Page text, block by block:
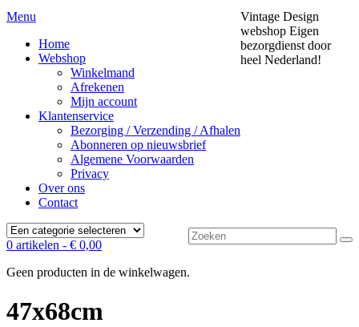
Menu
Home
Webshop
Winkelmand
Afrekenen
Mijn account
Klantenservice
Bezorging / Verzending / Afhalen
Abonneren op nieuwsbrief
Algemene Voorwaarden
Privacy
Over ons
Contact
Zoek
naar:
Vintage Design
webshop Eigen
bezorgdienst door
heel Nederland!
0 artikelen - € 0,00
Geen producten in de winkelwagen.
47x68cm